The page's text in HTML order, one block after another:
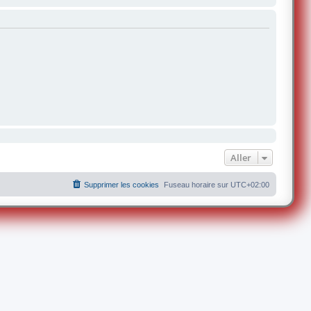
Aller
Fuseau horaire sur UTC+02:00
Supprimer les cookies